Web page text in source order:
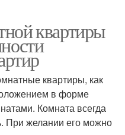
квартиры
квартиры, как
в форме
Комната всегда
При желании его можно